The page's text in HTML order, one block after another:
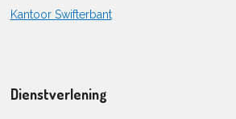
Kantoor Swifterbant
Dienstverlening